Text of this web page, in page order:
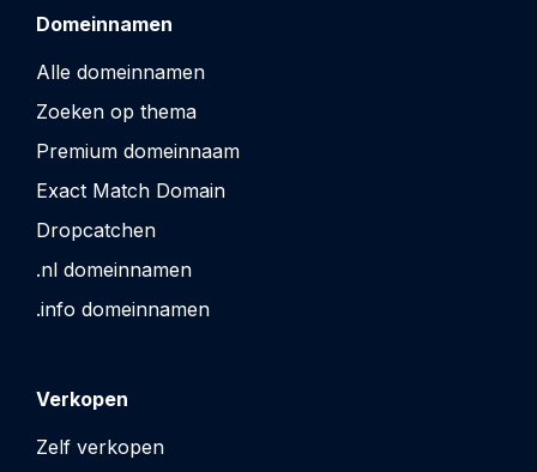
Domeinnamen
Alle domeinnamen
Zoeken op thema
Premium domeinnaam
Exact Match Domain
Dropcatchen
.nl domeinnamen
.info domeinnamen
Verkopen
Zelf verkopen